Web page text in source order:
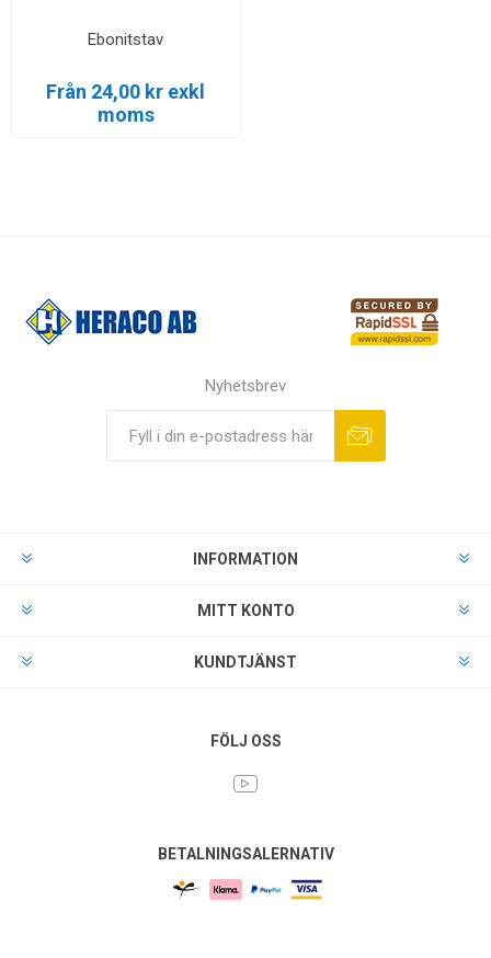
Ebonitstav
Från 24,00 kr exkl
moms
Nyhetsbrev
INFORMATION
MITT KONTO
KUNDTJÄNST
FÖLJ OSS
BETALNINGSALERNATIV